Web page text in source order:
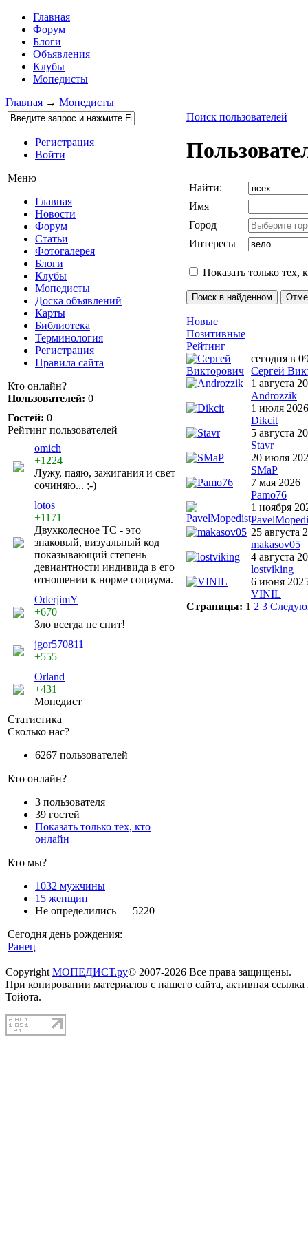
Главная
Форум
Блоги
Объявления
Клубы
Мопедисты
Главная → Мопедисты
Регистрация
Войти
Меню
Главная
Новости
Форум
Статьи
Фотогалерея
Блоги
Клубы
Мопедисты
Доска объявлений
Карты
Библиотека
Терминология
Регистрация
Правила сайта
Кто онлайн?
Пользователей: 0
Гостей: 0
Рейтинг пользователей
omich
+1224
Лужу, паяю, зажигания и свет
сочиняю... ;-)
lotos
+1171
Двухколесное ТС - это
знаковый, визуальный код
показывающий степень
девиантности индивида в его
отношении к норме социума.
OderjimY
+670
Зло всегда не спит!
jgor570811
+555
Orland
+431
Мопедист
Статистика
Сколько нас?
6267 пользователей
Кто онлайн?
3 пользователя
39 гостей
Показать только тех, кто
онлайн
Кто мы?
1032 мужчины
15 женщин
Не определились — 5220
Сегодня день рождения:
Ранец
Поиск пользователей
Найти:
Имя
Город
Интересы
Показать только тех,
Новые
Позитивные
Рейтинг
сегодня в
Сергей
1 августа
Androzzik
1 июля 2026
Dikcit
5 августа
Stavr
20 июля
SMaP
7 мая 2026
Pamo76
1 ноября
25 августа
makasov05
4 августа
lostviking
6 июня
VINIL
Страницы: 1 2 3
Copyright МОПЕДИСТ.ру© 2007-2026 Все права защищены.
При копировании материалов с нашего сайта, активная
Тойота.